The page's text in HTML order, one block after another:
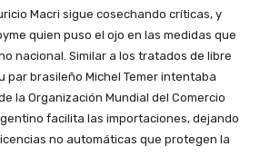
Macri sigue cosechando críticas, y
quien puso el ojo en las medidas que
nacional. Similar a los tratados de libre
par brasileño Michel Temer intentaba
la Organización Mundial del Comercio
facilita las importaciones, dejando
no automáticas que protegen la